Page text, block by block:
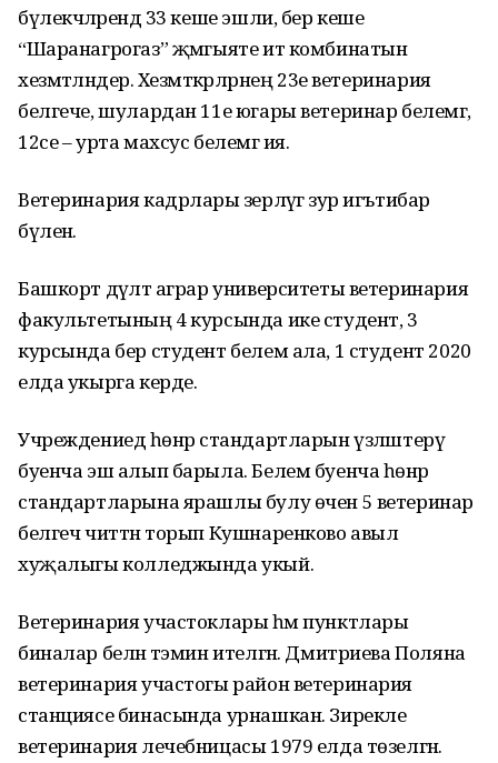
бүлекчәләрендә 33 кеше эшли, бер кеше
“Шаранагрогаз” җәмгыяте ит комбинатын
хезмәтләндерә. Хезмәткәрләрнең 23е ветеринария
белгече, шулардан 11е югары ветеринар белемгә,
12се – урта махсус белемгә ия.
Ветеринария кадрлары әзерләүгә зур игътибар
бүленә.
Башкорт дәүләт аграр университеты ветеринария
факультетының 4 курсында ике студент, 3
курсында бер студент белем ала, 1 студент 2020
елда укырга керде.
Учреждениедә һөнәр стандартларын үзләштерү
буенча эш алып барыла. Белем буенча һөнәр
стандартларына ярашлы булу өчен 5 ветеринар
белгеч читтән торып Кушнаренково авыл
хуҗалыгы колледжында укый.
Ветеринария участоклары һәм пунктлары
биналар белән тәэмин ителгән. Дмитриева Поляна
ветеринария участогы район ветеринария
станциясе бинасында урнашкан. Зирекле
ветеринария лечебницасы 1979 елда төзелгән.